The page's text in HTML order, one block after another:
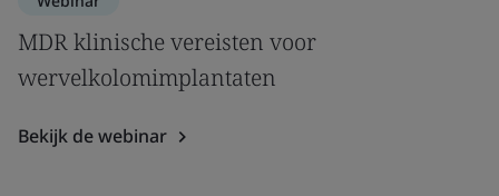
MDR klinische vereisten voor
wervelkolomimplantaten
Bekijk de webinar